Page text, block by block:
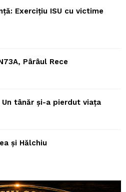
Exercițiu ISU cu victime
Pârâul Rece
tânăr și-a pierdut viața
și Hălchiu